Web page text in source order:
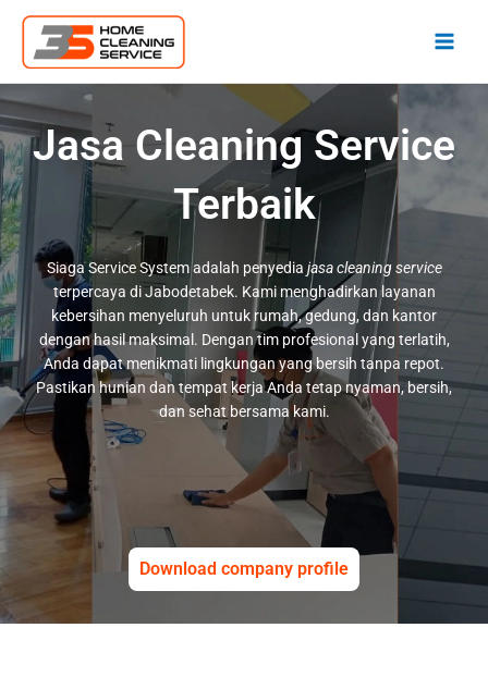
konten
Jasa Cleaning Service
Terbaik
Siaga Service System adalah penyedia jasa cleaning service
terpercaya di Jabodetabek. Kami menghadirkan layanan
kebersihan menyeluruh untuk rumah, gedung, dan kantor
dengan hasil maksimal. Dengan tim profesional yang terlatih,
Anda dapat menikmati lingkungan yang bersih tanpa repot.
Pastikan hunian dan tempat kerja Anda tetap nyaman, bersih,
dan sehat bersama kami.
Download company profile